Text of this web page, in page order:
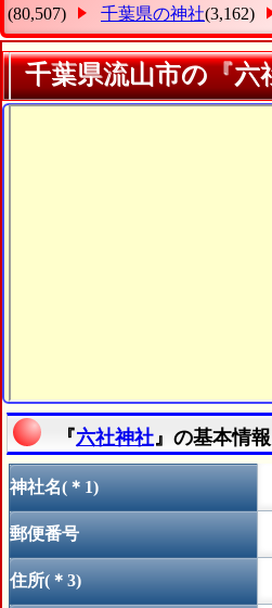
(80,507)
千葉県の神社(3,162)
千葉県流山市の『六
『六社神社 』の基本情報
神社名(＊1)
郵便番号
住所(＊3)